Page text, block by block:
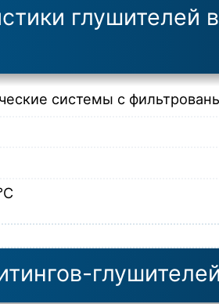
глушителей
системы с